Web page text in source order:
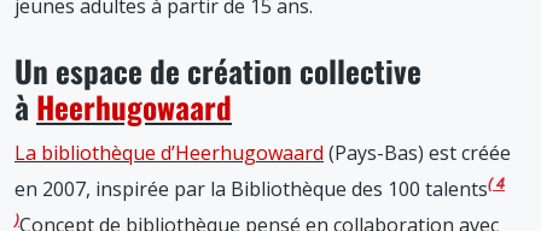
jeunes adultes à partir de 15 ans.
Un espace de création collective
à Heerhugowaard
La bibliothèque d’Heerhugowaard (Pays-Bas) est créée
en 2007, inspirée par la Bibliothèque des 100 talents 4
Concept de bibliothèque pensé en collaboration avec